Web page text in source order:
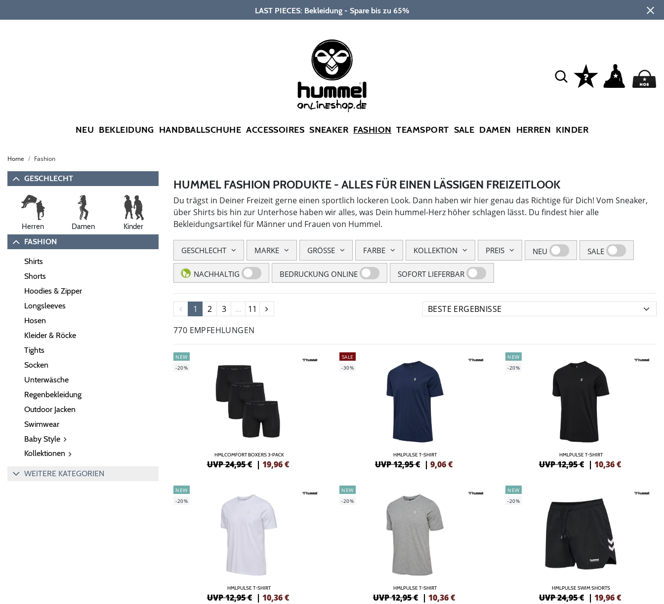
LAST PIECES: Bekleidung - Spare bis zu 65%
NEU BEKLEIDUNG HANDBALLSCHUHE ACCESSOIRES SNEAKER FASHION TEAMSPORT SALE DAMEN HERREN KINDER
Home Fashion
GESCHLECHT
Herren Damen Kinder
FASHION
Shirts
Shorts
Hoodies & Zipper
Longsleeves
Hosen
Kleider & Röcke
Tights
Socken
Unterwäsche
Regenbekleidung
Outdoor Jacken
Swimwear
Baby Style
Kollektionen
WEITERE KATEGORIEN
HUMMEL FASHION PRODUKTE - ALLES FÜR EINEN LÄSSIGEN FREIZEITLOOK
Du trägst in Deiner Freizeit gerne einen sportlich lockeren Look. Dann haben wir hier genau das Richtige für Dich! Vom Sneaker,
über Shirts bis hin zur Unterhose haben wir alles, was Dein hummel-Herz höher schlagen lässt. Du findest hier alle
Bekleidungsartikel für Männer und Frauen von Hummel.
GESCHLECHT MARKE GRÖSSE FARBE KOLLEKTION PREIS NEU SALE
NACHHALTIG BEDRUCKUNG ONLINE SOFORT LIEFERBAR
1 2 3 ...
11
770 EMPFEHLUNGEN
NEW
-20%
HMLCOMFORT BOXERS 3-PACK
UVP 24,95 € | 19,96 €
SALE
-30%
HMLPULSE T-SHIRT
UVP 12,95 € | 9,06€
NEW
-20%
HMLPULSE T-SHIRT
UVP 12,95 € | 10,36 €
NEW
-20%
HMLPULSE T-SHIRT
UVP 12,95 € | 10,36 €
NEW
-20%
HMLPULSE T-SHIRT
UVP 12,95 € | 10,36 €
NEW
-20%
HMLPULSE SWIM SHORTS
UVP 24,95 € | 19,96 €